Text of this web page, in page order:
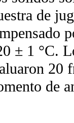
de
± 1 °C.
20
de